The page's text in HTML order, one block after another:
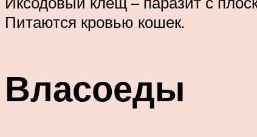
Питаются кровью кошек.
Власоеды